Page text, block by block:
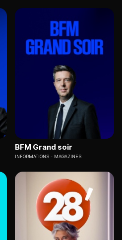
BFM Grand soir
INFORMATIONS MAGAZINES